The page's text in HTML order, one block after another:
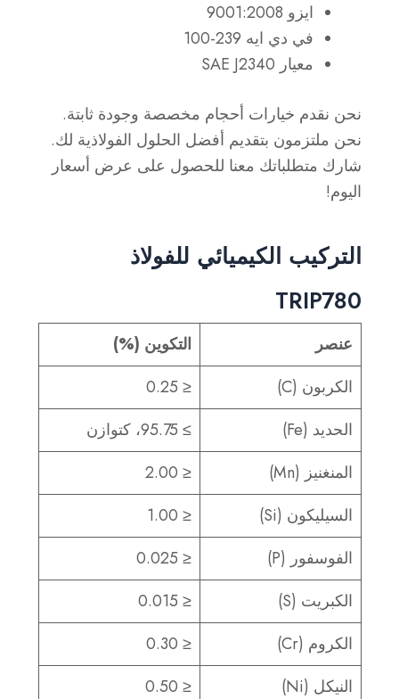
ايزو 9001:2008
في دي ايه 239-100
معيار SAE J2340
نحن نقدم خيارات أحجام مخصصة وجودة ثابتة.
نحن ملتزمون بتقديم أفضل الحلول الفولاذية لك.
شارك متطلباتك معنا للحصول على عرض أسعار
اليوم!
التركيب الكيميائي للفولاذ
TRIP780
عنصر
التكوين (%)
الكربون (C)
≤ 0.25
الحديد (Fe)
≥ 95.75، كتوازن
المنغنيز (Mn)
≤ 2.00
السيليكون (Si)
≤ 1.00
الفوسفور (P)
≤ 0.025
الكبريت (S)
≤ 0.015
الكروم (Cr)
≤ 0.30
النيكل (Ni)
≤ 0.50